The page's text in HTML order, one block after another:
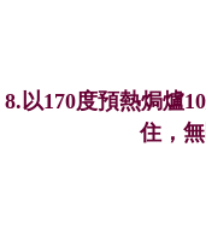
8.以170度預熱焗爐
住，